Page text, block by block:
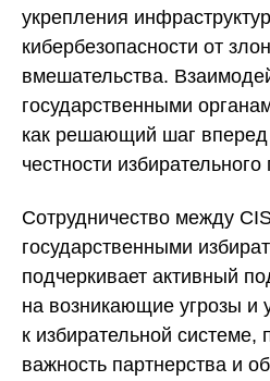
укрепления
кибербезопасности от
вмешательства.
государственными
как решающий шаг вперед
честности избирательного
Сотрудничество между
государственными
подчеркивает активный
на возникающие угрозы и
к избирательной системе,
важность партнерства и